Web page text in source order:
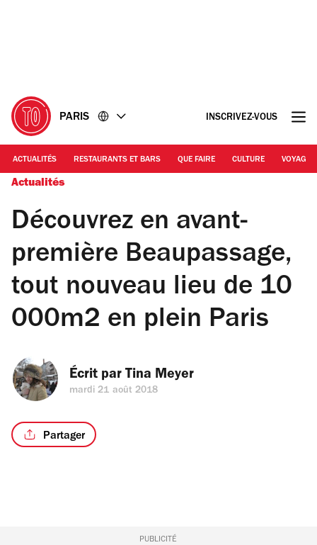
PARIS INSCRIVEZ-VOUS
ACTUALITÉS RESTAURANTS ET BARS QUE FAIRE CULTURE VOYAGE
Actualités
Découvrez en avant-
première Beaupassage,
tout nouveau lieu de 10
000m2 en plein Paris
Écrit par Tina Meyer
mardi 21 août 2018
Partager
PUBLICITÉ